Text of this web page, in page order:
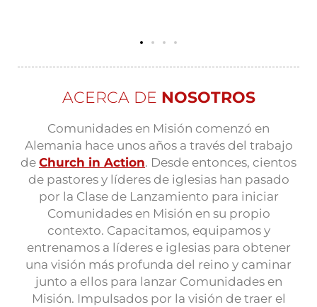
ACERCA DE NOSOTROS
Comunidades en Misión comenzó en
Alemania hace unos años a través del trabajo
de Church in Action. Desde entonces, cientos
de pastores y líderes de iglesias han pasado
por la Clase de Lanzamiento para iniciar
Comunidades en Misión en su propio
contexto. Capacitamos, equipamos y
entrenamos a líderes e iglesias para obtener
una visión más profunda del reino y caminar
junto a ellos para lanzar Comunidades en
Misión. Impulsados ​​por la visión de traer el